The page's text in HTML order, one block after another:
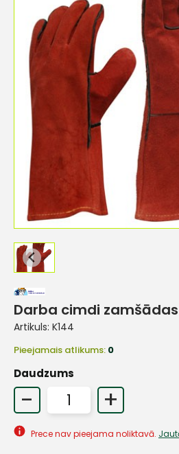
Darba cimdi
Artikuls: K144
Pieejamais atlikums: 0
Daudzums
- +
Prece nav pieejama noliktavā.